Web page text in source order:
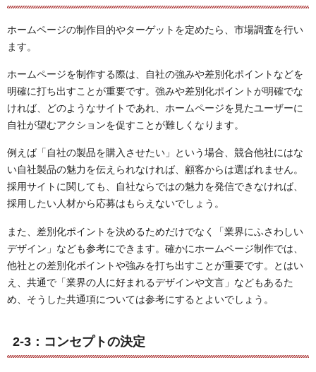
ホームページの制作目的やターゲットを定めたら、市場調査を行い
ます。
ホームページを制作する際は、自社の強みや差別化ポイントなどを
明確に打ち出すことが重要です。強みや差別化ポイントが明確でな
ければ、どのようなサイトであれ、ホームページを見たユーザーに
自社が望むアクションを促すことが難しくなります。
例えば「自社の製品を購入させたい」という場合、競合他社にはな
い自社製品の魅力を伝えられなければ、顧客からは選ばれません。
採用サイトに関しても、自社ならではの魅力を発信できなければ、
採用したい人材から応募はもらえないでしょう。
また、差別化ポイントを決めるためだけでなく「業界にふさわしい
デザイン」なども参考にできます。確かにホームページ制作では、
他社との差別化ポイントや強みを打ち出すことが重要です。とはい
え、共通で「業界の人に好まれるデザインや文言」などもあるた
め、そうした共通項については参考にするとよいでしょう。
2-3：コンセプトの決定